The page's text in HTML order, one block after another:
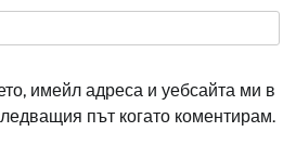
имейл адреса и уебсайта ми в
път когато коментирам.